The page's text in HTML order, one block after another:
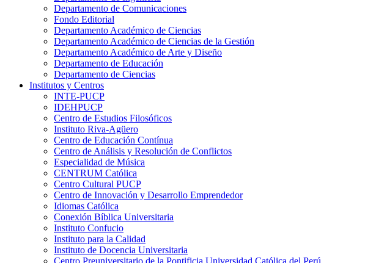
Departamento de Comunicaciones
Fondo Editorial
Departamento Académico de Ciencias
Departamento Académico de Ciencias de la Gestión
Departamento Académico de Arte y Diseño
Departamento de Educación
Departamento de Ciencias
Institutos y Centros
INTE-PUCP
IDEHPUCP
Centro de Estudios Filosóficos
Instituto Riva-Agüero
Centro de Educación Contínua
Centro de Análisis y Resolución de Conflictos
Especialidad de Música
CENTRUM Católica
Centro Cultural PUCP
Centro de Innovación y Desarrollo Emprendedor
Idiomas Católica
Conexión Bíblica Universitaria
Instituto Confucio
Instituto para la Calidad
Instituto de Docencia Universitaria
Centro Preuniversitario de la Pontificia Universidad Católica del Perú